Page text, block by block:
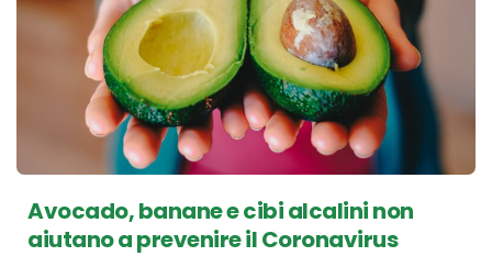
Avocado, banane e cibi alcalini non
aiutano a prevenire il Coronavirus